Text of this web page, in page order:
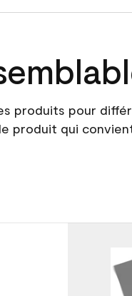
produits pour
produit qui